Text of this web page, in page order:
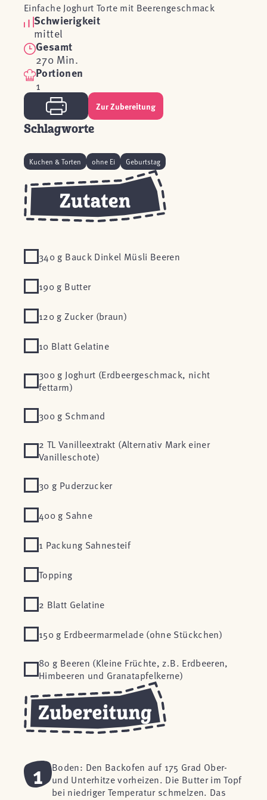
Einfache Joghurt Torte mit Beerengeschmack
Schwierigkeit
mittel
Gesamt
270 Min.
Portionen
1
Zur Zubereitung
Schlagworte
Kuchen & Torten ohne Ei Geburtstag
340 g Bauck Dinkel Müsli Beeren
190 g Butter
120 g Zucker (braun)
10 Blatt Gelatine
300 g Joghurt (Erdbeergeschmack, nicht
fettarm)
300 g Schmand
2 TL Vanilleextrakt (Alternativ Mark einer
Vanilleschote)
30 g Puderzucker
400 g Sahne
1 Packung Sahnesteif
Topping
2 Blatt Gelatine
150 g Erdbeermarmelade (ohne Stückchen)
80 g Beeren (Kleine Früchte, z.B. Erdbeeren,
Himbeeren und Granatapfelkerne)
1
Boden: Den Backofen auf 175 Grad Ober-
und Unterhitze vorheizen. Die Butter im Topf
bei niedriger Temperatur schmelzen. Das